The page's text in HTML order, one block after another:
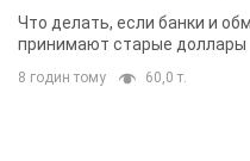
банки такие купюры
Что делать, если банки и
принимают старые доллары
8 годин тому 60,0 т.